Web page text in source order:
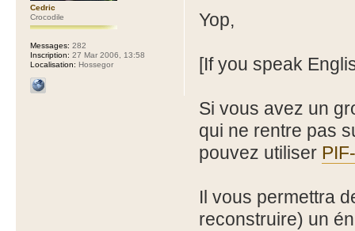
Yop,
[If you speak
Si vous avez un
qui ne rentre pas
pouvez utiliser
Il vous permettra
reconstruire) un
Cedric
Crocodile
Messages: 282
Inscription: 27 Mar 2006, 13:58
Localisation: Hossegor